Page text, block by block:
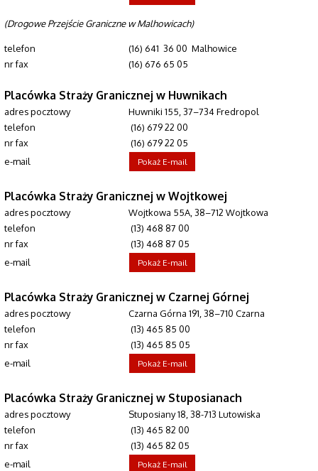
(Drogowe Przejście Graniczne w Malhowicach)
telefon
(16) 641 36 00 Malhowice
nr fax
(16) 676 65 05
Placówka Straży Granicznej w Huwnikach
adres pocztowy
Huwniki 155, 37–734 Fredropol
telefon
(16) 679 22 00
nr fax
(16) 679 22 05
e-mail
Pokaż E-mail
Placówka Straży Granicznej w Wojtkowej
adres pocztowy
Wojtkowa 55A, 38–712 Wojtkowa
telefon
(13) 468 87 00
nr fax
(13) 468 87 05
e-mail
Pokaż E-mail
Placówka Straży Granicznej w Czarnej Górnej
adres pocztowy
Czarna Górna 191, 38–710 Czarna
telefon
(13) 465 85 00
nr fax
(13) 465 85 05
e-mail
Pokaż E-mail
Placówka Straży Granicznej w Stuposianach
adres pocztowy
Stuposiany 18, 38-713 Lutowiska
telefon
(13) 465 82 00
nr fax
(13) 465 82 05
e-mail
Pokaż E-mail